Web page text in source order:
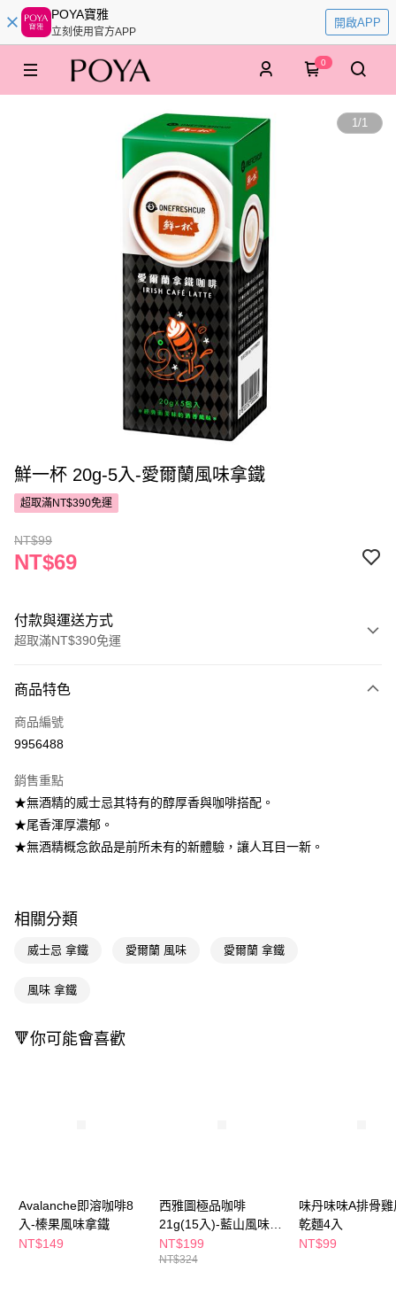
POYA寶雅
立刻使用官方APP
開啟APP
0
1/1
鮮一杯 20g-5入-愛爾蘭風味拿鐵
超取滿NT$390免運
NT$99
NT$69
付款與運送方式
超取滿NT$390免運
POYA支付
信用卡一次付款
LINE Pay
Apple Pay
Google Pay
相關說明
便利好安心！
※ 請注意：結帳手續完成當下不需立刻繳費，但若您需要取消訂單，請聯絡
購買商品的店家。未經商家同意取消之訂單仍視為有效，需透過AFTEE先享
後付繳納相關費用。
※ 交易是否成功請以「AFTEE先享後付 」之結帳頁面顯示為準，若有關於
萊爾富取貨付款
每筆NT$65，滿NT$490(含以上)免運費
商品特色
商品編號
9956488
銷售重點
★無酒精的威士忌其特有的醇厚香與咖啡搭配。
★尾香渾厚濃郁。
★無酒精概念飲品是前所未有的新體驗，讓人耳目一新。
相關分類
威士忌 拿鐵 愛爾蘭 風味 愛爾蘭 拿鐵
風味 拿鐵
🔻你可能會喜歡
Avalanche即溶咖啡8
入-榛果風味拿鐵
NT$149
西雅圖極品咖啡
21g(15入)-藍山風味拿
鐵
NT$199
NT$324
味丹味味A排骨
乾麵4入
NT$99